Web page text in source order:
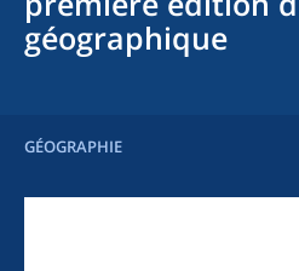
géographique
GÉOGRAPHIE